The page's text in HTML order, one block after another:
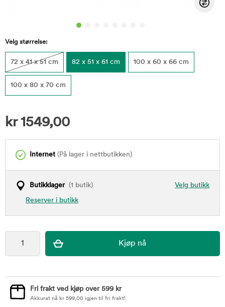
Velg størrelse:
72 x 41 x 51 cm 82 x 51 x 61 cm 100 x 60 x 66 cm
100 x 80 x 70 cm
kr1549,00
Internet (På lager i nettbutikken)
Velg butikk
Butikklager(1 butik)
Reserver i butikk
Fri frakt ved kjøp over 599 kr
Akkurat nå kr 599,00 igjen til fri frakt!